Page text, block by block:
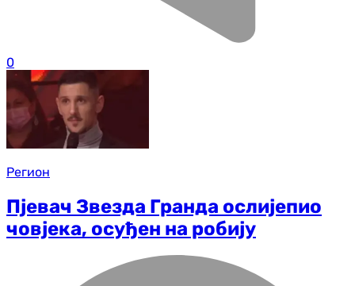
0
Регион
Пјевач Звезда Гранда ослијепио
човјека, осуђен на робију